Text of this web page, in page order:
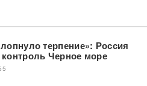
терпение»: Россия
Черное море